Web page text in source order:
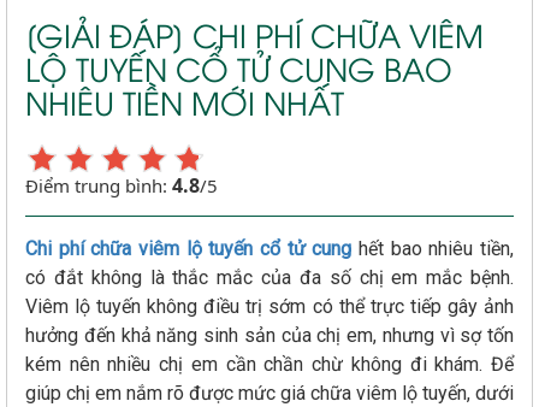
Viêm lộ tuyến cổ tử cung
[GIẢI ĐÁP] CHI PHÍ CHỮA VIÊM
LỘ TUYẾN CỔ TỬ CUNG BAO
NHIÊU TIỀN MỚI NHẤT
Điểm trung bình: 4.8/5
Chi phí chữa viêm lộ tuyến cổ tử cung hết bao nhiêu tiền,
có đắt không là thắc mắc của đa số chị em mắc bệnh.
Viêm lộ tuyến không điều trị sớm có thể trực tiếp gây ảnh
hưởng đến khả năng sinh sản của chị em, nhưng vì sợ tốn
kém nên nhiều chị em cần chần chừ không đi khám. Để
giúp chị em nắm rõ được mức giá chữa viêm lộ tuyến, dưới